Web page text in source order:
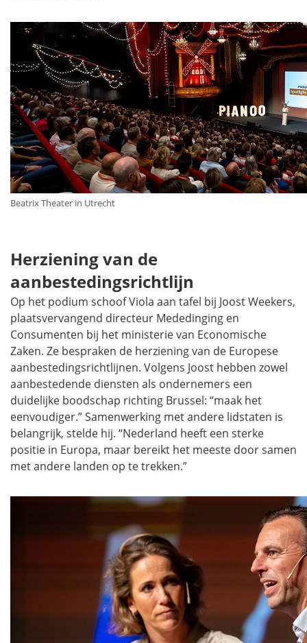
Beatrix Theater in Utrecht
Herziening van de
aanbestedingsrichtlijn
Op het podium schoof Viola aan tafel bij Joost Weekers,
plaatsvervangend directeur Mededinging en
Consumenten bij het ministerie van Economische
Zaken. Ze bespraken de herziening van de Europese
aanbestedingsrichtlijnen. Volgens Joost hebben zowel
aanbestedende diensten als ondernemers een
duidelijke boodschap richting Brussel: “maak het
eenvoudiger.” Samenwerking met andere lidstaten is
belangrijk, stelde hij. “Nederland heeft een sterke
positie in Europa, maar bereikt het meeste door samen
met andere landen op te trekken.”